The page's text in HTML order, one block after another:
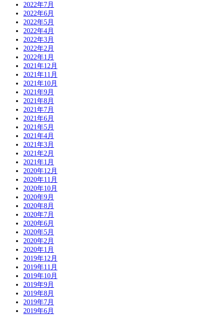
2022年7月
2022年6月
2022年5月
2022年4月
2022年3月
2022年2月
2022年1月
2021年12月
2021年11月
2021年10月
2021年9月
2021年8月
2021年7月
2021年6月
2021年5月
2021年4月
2021年3月
2021年2月
2021年1月
2020年12月
2020年11月
2020年10月
2020年9月
2020年8月
2020年7月
2020年6月
2020年5月
2020年2月
2020年1月
2019年12月
2019年11月
2019年10月
2019年9月
2019年8月
2019年7月
2019年6月